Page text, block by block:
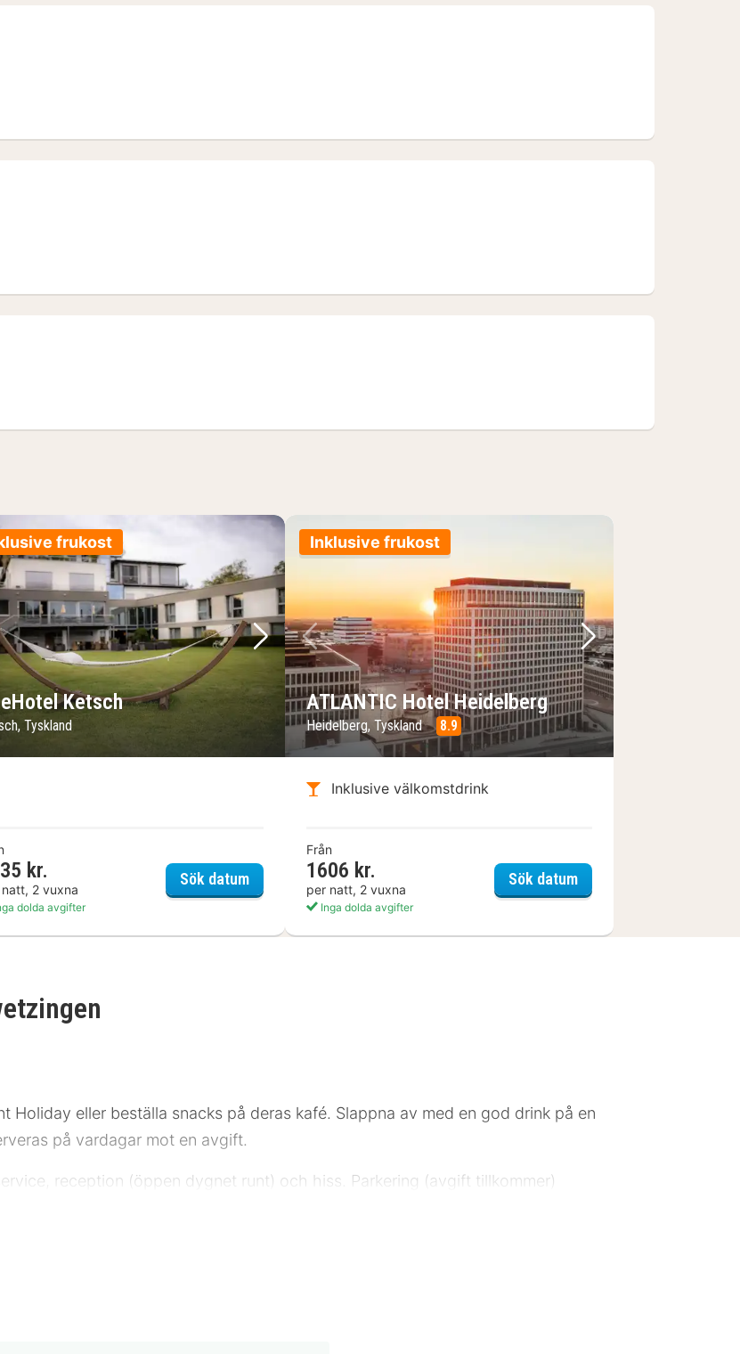
Neu Heidelberg
frukost
bild
Nästa bild
Ketsch
Tyskland
kr.
2 vuxna
dolda avgifter
Sök datumSeeHotel Ketsch
Inklusive frukost
Föregående bild
Nästa bild
ATLANTIC Hotel Heidelberg
Heidelberg, Tyskland 8.9
Inklusive välkomstdrink
Från
1606 kr.
per natt, 2 vuxna
Inga dolda avgifter
Sök datumATLANTIC Hotel
Holiday eller beställa snacks på deras kafé. Slappna av med en god drink på en
på vardagar mot en avgift.
reception (öppen dygnet runt) och hiss. Parkering (avgift tillkommer)
eller dusch, regndusch och hårtorkar. På rummet finns skrivbord och